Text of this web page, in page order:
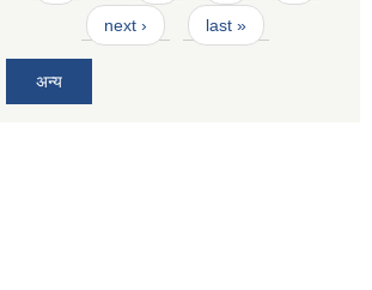
next › last »
अन्य